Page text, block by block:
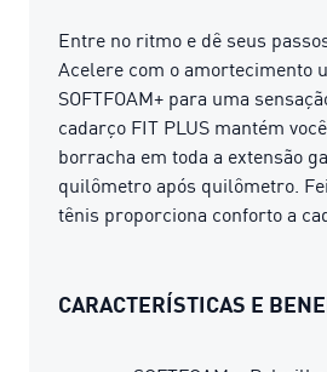
Entre no ritmo e dê seus
Acelere com o amortecimento
SOFTFOAM+ para uma
cadarço FIT PLUS mantém
borracha em toda a extensão
quilômetro após quilômetro.
tênis proporciona conforto a
CARACTERÍSTICAS E